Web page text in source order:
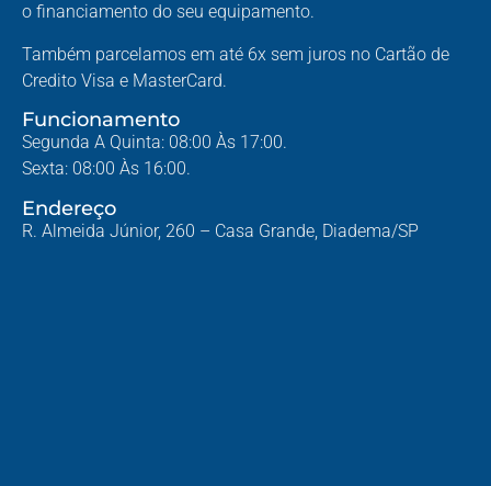
o financiamento do seu equipamento.
Também parcelamos em até 6x sem juros no Cartão de
Credito Visa e MasterCard.
Funcionamento
Segunda A Quinta: 08:00 Às 17:00.
Sexta: 08:00 Às 16:00.
Endereço
R. Almeida Júnior, 260 – Casa Grande, Diadema/SP